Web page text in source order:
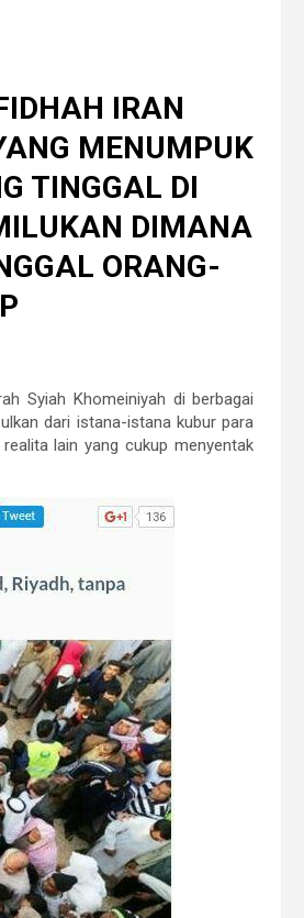
IRAN
MENUMPUK
TINGGAL DI
DIMANA
ORANG-
Syiah Khomeiniyah di berbagai
dari istana-istana kubur para
lain yang cukup menyentak